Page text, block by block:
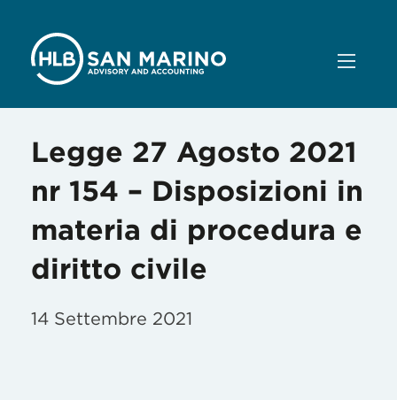
Legge 27 Agosto 2021
nr 154 – Disposizioni in
materia di procedura e
diritto civile
14 Settembre 2021